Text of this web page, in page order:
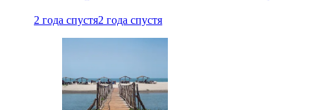
2 года спустя2 года спустя